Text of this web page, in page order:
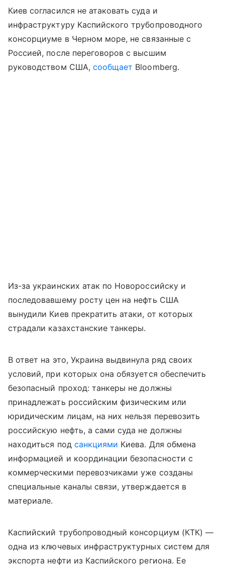
Киев согласился не атаковать суда и
инфраструктуру Каспийского трубопроводного
консорциуме в Черном море, не связанные с
Россией, после переговоров с высшим
руководством США, сообщает Bloomberg.
Из-за украинских атак по Новороссийску и
последовавшему росту цен на нефть США
вынудили Киев прекратить атаки, от которых
страдали казахстанские танкеры.
В ответ на это, Украина выдвинула ряд своих
условий, при которых она обязуется обеспечить
безопасный проход: танкеры не должны
принадлежать российским физическим или
юридическим лицам, на них нельзя перевозить
российскую нефть, а сами суда не должны
находиться под санкциями Киева. Для обмена
информацией и координации безопасности с
коммерческими перевозчиками уже созданы
специальные каналы связи, утверждается в
материале.
Каспийский трубопроводный консорциум (КТК) —
одна из ключевых инфраструктурных систем для
экспорта нефти из Каспийского региона. Ее